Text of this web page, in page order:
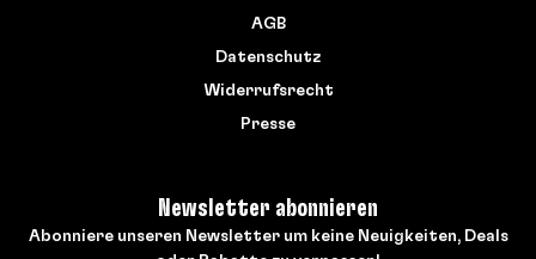
AGB
Datenschutz
Widerrufsrecht
Presse
Newsletter abonnieren
Abonniere unseren Newsletter um keine Neuigkeiten, Deals